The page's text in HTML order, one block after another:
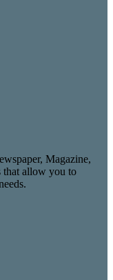
Magazine,
that allow you to